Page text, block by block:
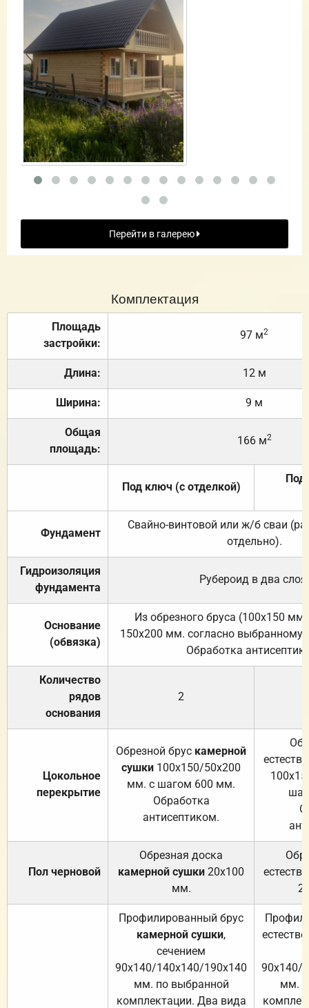
Перейти в галерею
Комплектация
Площадь
застройки:
97 м2
Длина: 12 м
Ширина: 9 м
Общая
площадь:
166 м2
Под ключ (с отделкой)
Под
Фундамент
Свайно-винтовой или ж/б сваи
отдельно).
Гидроизоляция
фундамента
Рубероид в два слоя.
Основание
(обвязка)
Из обрезного бруса (100х150
150х200 мм. согласно выбранному
Обработка
Количество
рядов
основания
2
Цокольное
перекрытие
Обрезной брус камерной
сушки 100х150/50х200
мм. с шагом 600 мм.
Обработка
антисептиком.
Пол черновой
Обрезная доска
камерной сушки 20х100
мм.
Профилированный брус
камерной сушки,
сечением
90х140/140х140/190х140
мм. по выбранной
комплектации. Два вида
90х140/
мм.